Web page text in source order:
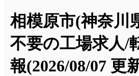
相模原市(神奈川
不要の工場求人/
報(2026/08/07 更